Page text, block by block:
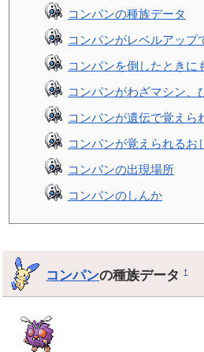
コンパンの種族データ
コンパンがレベルアップ
コンパンを倒したときに
コンパンがわざマシン、
コンパンが遺伝で覚えら
コンパンが覚えられるお
コンパンの出現場所
コンパンのしんか
コンパンの種族データ†